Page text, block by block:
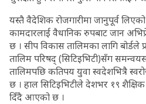
यस्तै वैदेशिक रोजगारीमा जानुपूर्व
कामदारलाई वैधानिक रुपबाट जान
छ । सीप विकास तालिमका लागि बोर्डले
तालिम परिषद् (सिटिइभिटी)सँग
तालिमपछि कतिपय युवा स्वदेशभित्रै
छ । हाल सिटिइभिटीले देशभर १९
दिँदै आएको छ ।